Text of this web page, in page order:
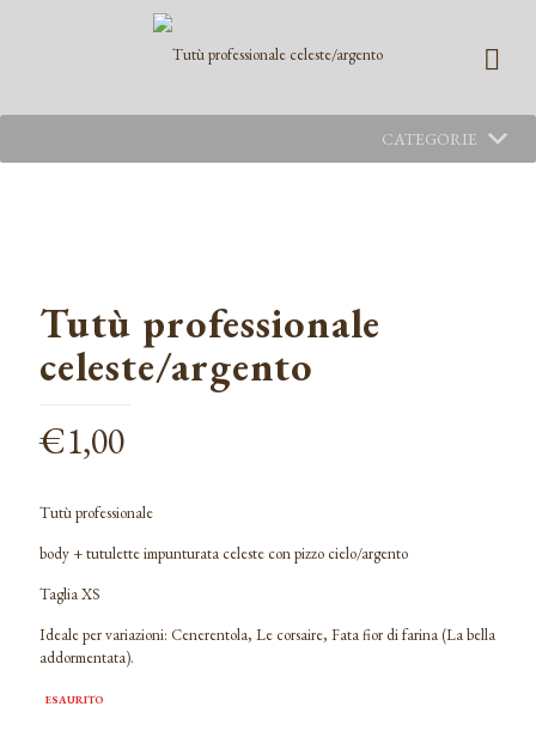
CATEGORIE
Tutù professionale
celeste/argento
€1,00
Tutù professionale
body + tutulette impunturata celeste con pizzo cielo/argento
Taglia XS
Ideale per variazioni: Cenerentola, Le corsaire, Fata fior di farina (La bella
addormentata).
ESAURITO